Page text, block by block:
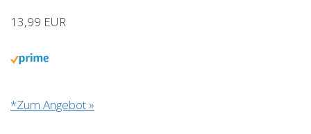
13,99 EUR
*Zum Angebot »